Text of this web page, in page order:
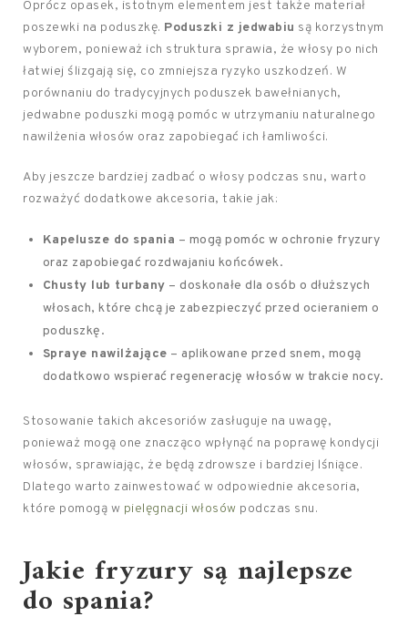
Oprócz opasek, istotnym elementem jest także materiał
poszewki na poduszkę. Poduszki z jedwabiu są korzystnym
wyborem, ponieważ ich struktura sprawia, że włosy po nich
łatwiej ślizgają się, co zmniejsza ryzyko uszkodzeń. W
porównaniu do tradycyjnych poduszek bawełnianych,
jedwabne poduszki mogą pomóc w utrzymaniu naturalnego
nawilżenia włosów oraz zapobiegać ich łamliwości.
Aby jeszcze bardziej zadbać o włosy podczas snu, warto
rozważyć dodatkowe akcesoria, takie jak:
Kapelusze do spania – mogą pomóc w ochronie fryzury
oraz zapobiegać rozdwajaniu końcówek.
Chusty lub turbany – doskonałe dla osób o dłuższych
włosach, które chcą je zabezpieczyć przed ocieraniem o
poduszkę.
Spraye nawilżające – aplikowane przed snem, mogą
dodatkowo wspierać regenerację włosów w trakcie nocy.
Stosowanie takich akcesoriów zasługuje na uwagę,
ponieważ mogą one znacząco wpłynąć na poprawę kondycji
włosów, sprawiając, że będą zdrowsze i bardziej lśniące.
Dlatego warto zainwestować w odpowiednie akcesoria,
które pomogą w pielęgnacji włosów podczas snu.
Jakie fryzury są najlepsze
do spania?